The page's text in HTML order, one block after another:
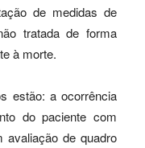
de medidas de
tratada de forma
à morte.
estão: a ocorrência
do paciente com
avaliação de quadro